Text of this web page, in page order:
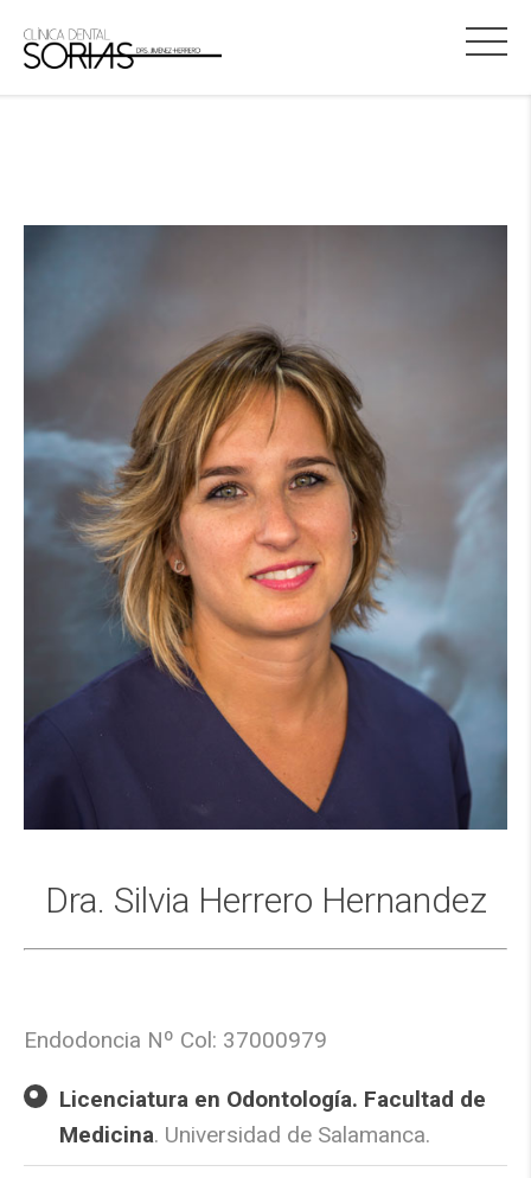
Dra. Silvia Herrero Hernandez
Endodoncia Nº Col: 37000979
Licenciatura en Odontología. Facultad de
Medicina. Universidad de Salamanca.